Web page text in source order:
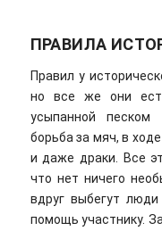
ПРАВИЛА
Правил у
но все же они
усыпанной песком
борьба за мяч, в
и даже драки. Все
что нет ничего
вдруг выбегут
помощь участнику.